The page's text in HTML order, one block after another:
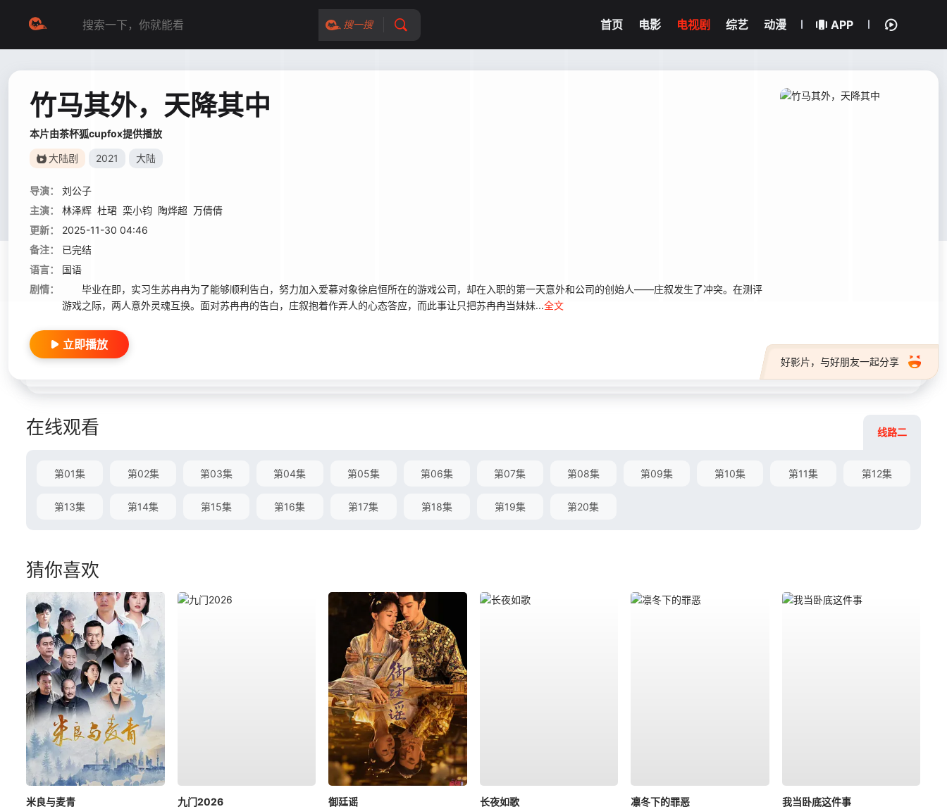
搜一搜 首页 电影 电视剧 综艺 动漫 APP
竹马其外，天降其中
本片由茶杯狐cupfox提供播放
大陆剧 2021 大陆
导演：
刘公子
主演：
林泽辉 杜珺 栾小钧 陶烨超 万倩倩
更新：
2025-11-30 04:46
备注：
已完结
语言：
国语
剧情：
毕业在即，实习生苏冉冉为了能够顺利告白，努力加入爱慕对象徐启恒所在的游戏公司，却在入职的第一天意外和公司的创始人——庄叙发生了冲突。在测评
游戏之际，两人意外灵魂互换。面对苏冉冉的告白，庄叙抱着作弄人的心态答应，而此事让只把苏冉冉当妹妹...全文
好影片，与好朋友一起分享
立即播放
在线观看 线路二
第01集 第02集 第03集 第04集 第05集 第06集 第07集 第08集 第09集 第10集 第11集 第12集
第13集 第14集 第15集 第16集 第17集 第18集 第19集 第20集
猜你喜欢
米良与麦青
九门2026
御廷谣
长夜如歌
凛冬下的罪恶
我当卧底这件事